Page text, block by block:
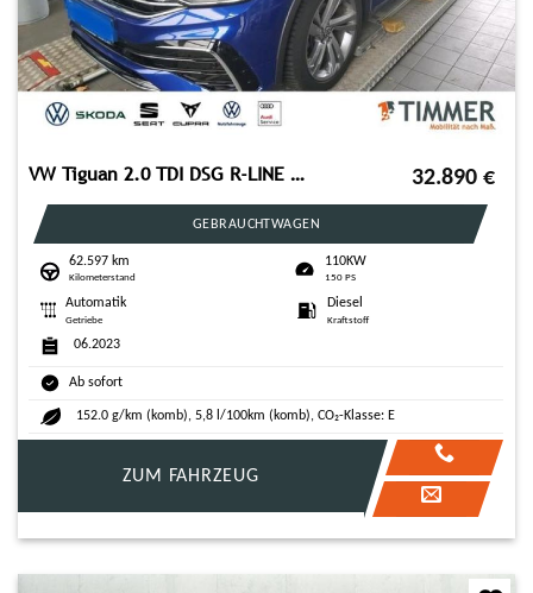
VW Tiguan 2.0 TDI DSG R-LINE +AHK +H&K +PANO +LED + 32.890 €
GEBRAUCHTWAGEN
62.597 km
Kilometerstand
110KW
150 PS
Automatik
Getriebe
Diesel
Kraftstoff
06.2023
Ab sofort
152.0 g/km (komb), 5,8 l/100km (komb), CO₂-Klasse: E
ZUM FAHRZEUG